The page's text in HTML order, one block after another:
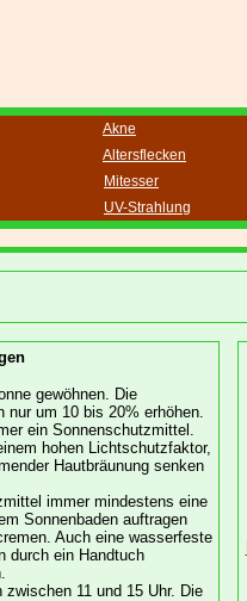
Akne
Altersflecken
Mitesser
UV-Strahlung
gewöhnen. Die
nur um 10 bis 20% erhöhen.
ein Sonnenschutzmittel.
hohen Lichtschutzfaktor,
Hautbräunung senken
immer mindestens eine
Sonnenbaden auftragen
Auch eine wasserfeste
durch ein Handtuch
zwischen 11 und 15 Uhr. Die